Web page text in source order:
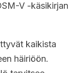
V -käsikirjan
kaikista
häiriöön.